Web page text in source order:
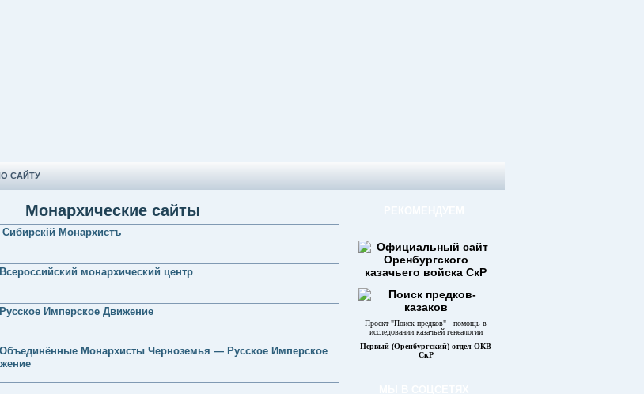
САЙТУ
Монархические сайты
Сибирскiй Монархистъ
Всероссийский монархический центр
Русское Имперское Движение
Объединённые Монархисты Черноземья — Русское Имперское
Проект "Поиск предков" - помощь в
исследовании казачьей генеалогии
Первый (Оренбургский) отдел ОКВ
СкР